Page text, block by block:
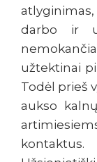
darbo ir
užtektinai
Todėl prieš
aukso
kontaktus.